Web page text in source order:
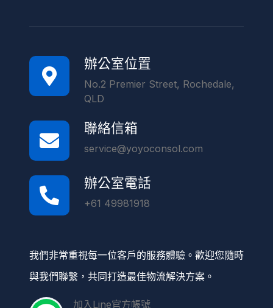
辦公室位置
No.2 Premier Street, Rochedale,
QLD
聯絡信箱
service@yoyoconsol.com
辦公室電話
+61 49981918
我們非常重視每一位客戶的服務體驗。歡迎您隨時
與我們聯繫，共同打造最佳物流解決方案。
加入Line官方帳號